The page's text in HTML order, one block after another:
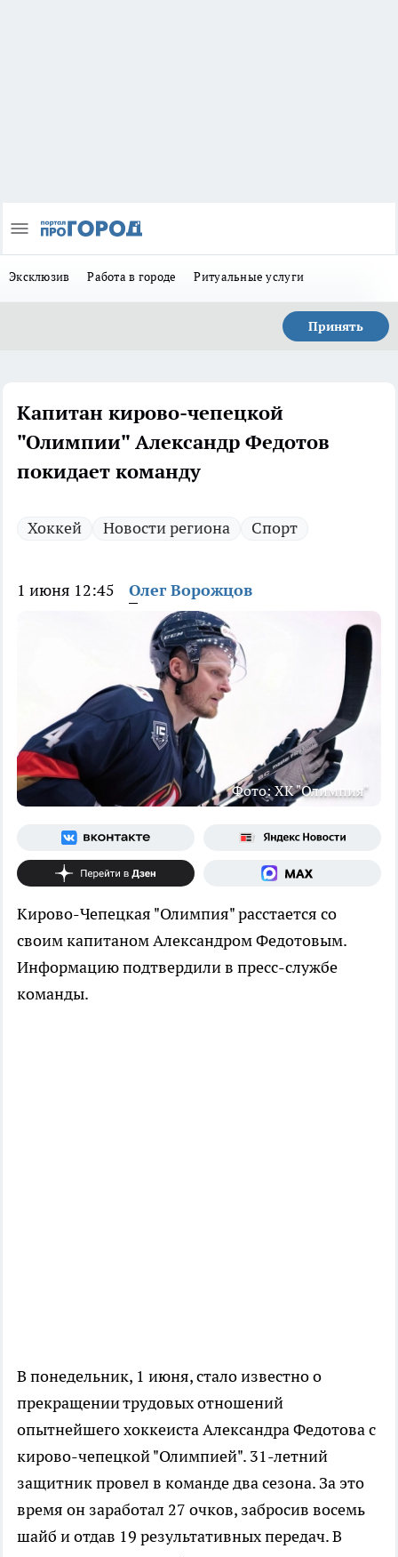
Эксклюзив Работа в городе Ритуальные услуги
Принять
Капитан кирово-чепецкой
"Олимпии" Александр Федотов
покидает команду
Хоккей Новости региона Спорт
1 июня 12:45 Олег Ворожцов
Фото: ХК "Олимпия"
Кирово-Чепецкая "Олимпия" расстается со
своим капитаном Александром Федотовым.
Информацию подтвердили в пресс-службе
команды.
В понедельник, 1 июня, стало известно о
прекращении трудовых отношений
опытнейшего хоккеиста Александра Федотова с
кирово-чепецкой "Олимпией". 31-летний
защитник провел в команде два сезона. За это
время он заработал 27 очков, забросив восемь
шайб и отдав 19 результативных передач. В